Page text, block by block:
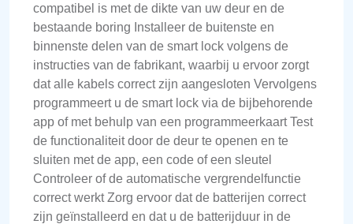
compatibel is met de dikte van uw deur en de
bestaande boring Installeer de buitenste en
binnenste delen van de smart lock volgens de
instructies van de fabrikant, waarbij u ervoor zorgt
dat alle kabels correct zijn aangesloten Vervolgens
programmeert u de smart lock via de bijbehorende
app of met behulp van een programmeerkaart Test
de functionaliteit door de deur te openen en te
sluiten met de app, een code of een sleutel
Controleer of de automatische vergrendelfunctie
correct werkt Zorg ervoor dat de batterijen correct
zijn geïnstalleerd en dat u de batterijduur in de